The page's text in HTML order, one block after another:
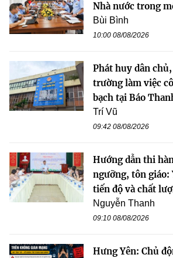
Nhà nước trong
Bùi Bình
10:00 08/08/2026
Phát huy dân
trường làm việc
bạch tại Báo
Trí Vũ
09:42 08/08/2026
Hướng dẫn thi
ngưỡng, tôn giáo:
tiến độ và chất
Nguyễn Thanh
09:10 08/08/2026
Hưng Yên: Chủ